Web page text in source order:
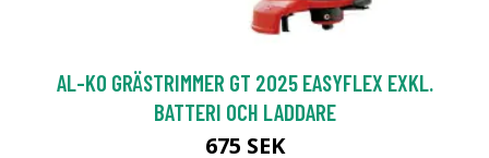
AL-KO GRÄSTRIMMER GT 2025 EASYFLEX EXKL.
BATTERI OCH LADDARE
675 SEK